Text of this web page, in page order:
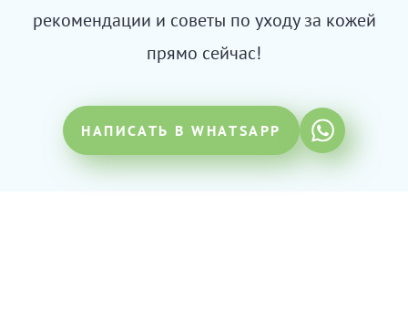
рекомендации и советы по уходу за кожей
прямо сейчас!
НАПИСАТЬ В WHATSAPP